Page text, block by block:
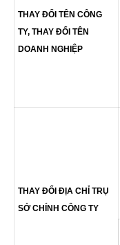
THAY ĐỔI TÊN CÔNG
TY, THAY ĐỔI TÊN
DOANH NGHIỆP
THAY ĐỔI ĐỊA CHỈ TRỤ
SỞ CHÍNH CÔNG TY